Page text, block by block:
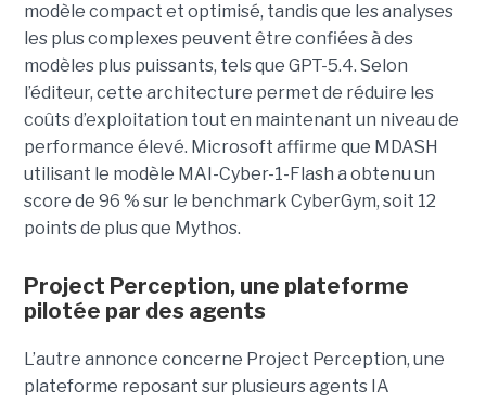
modèle compact et optimisé, tandis que les analyses
les plus complexes peuvent être confiées à des
modèles plus puissants, tels que GPT-5.4. Selon
l’éditeur, cette architecture permet de réduire les
coûts d’exploitation tout en maintenant un niveau de
performance élevé. Microsoft affirme que MDASH
utilisant le modèle MAI-Cyber-1-Flash a obtenu un
score de 96 % sur le benchmark CyberGym, soit 12
points de plus que Mythos.
Project Perception, une plateforme
pilotée par des agents
L’autre annonce concerne Project Perception, une
plateforme reposant sur plusieurs agents IA